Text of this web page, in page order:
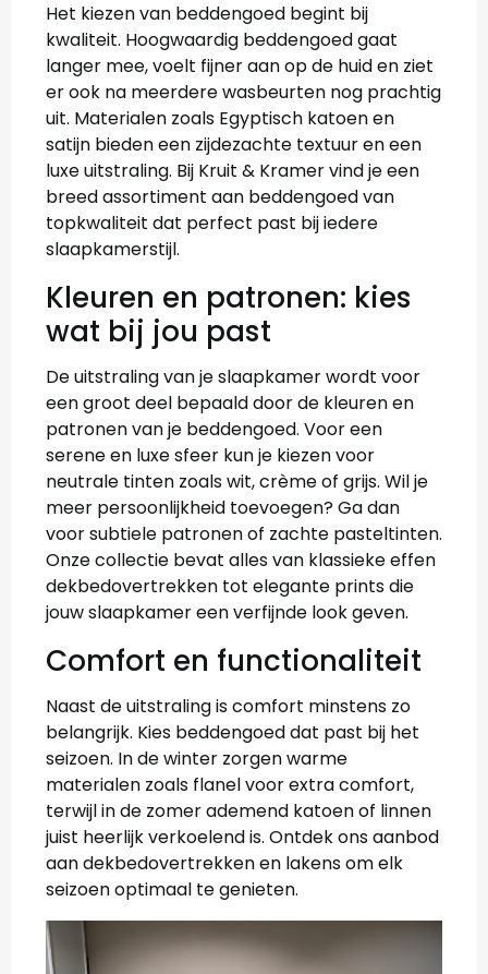
Het kiezen van beddengoed begint bij
kwaliteit. Hoogwaardig beddengoed gaat
langer mee, voelt fijner aan op de huid en ziet
er ook na meerdere wasbeurten nog prachtig
uit. Materialen zoals Egyptisch katoen en
satijn bieden een zijdezachte textuur en een
luxe uitstraling. Bij Kruit & Kramer vind je een
breed assortiment aan beddengoed van
topkwaliteit dat perfect past bij iedere
slaapkamerstijl.
Kleuren en patronen: kies
wat bij jou past
De uitstraling van je slaapkamer wordt voor
een groot deel bepaald door de kleuren en
patronen van je beddengoed. Voor een
serene en luxe sfeer kun je kiezen voor
neutrale tinten zoals wit, crème of grijs. Wil je
meer persoonlijkheid toevoegen? Ga dan
voor subtiele patronen of zachte pasteltinten.
Onze collectie bevat alles van klassieke effen
dekbedovertrekken tot elegante prints die
jouw slaapkamer een verfijnde look geven.
Comfort en functionaliteit
Naast de uitstraling is comfort minstens zo
belangrijk. Kies beddengoed dat past bij het
seizoen. In de winter zorgen warme
materialen zoals flanel voor extra comfort,
terwijl in de zomer ademend katoen of linnen
juist heerlijk verkoelend is. Ontdek ons aanbod
aan dekbedovertrekken en lakens om elk
seizoen optimaal te genieten.